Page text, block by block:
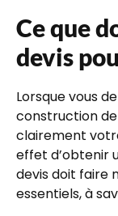
Ce que
devis
Lorsque vous
construction
clairement
effet d’obtenir
devis doit faire
essentiels, à